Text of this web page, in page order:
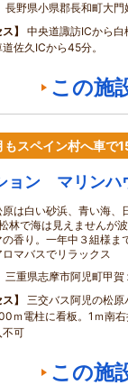
長野県小県郡長和町大
ス
中央道諏訪ICから
佐久ICから45分。
この施
スペイン村へ車で
ョン マリン
は白い砂浜、青い海、
林で海は見えませんが
香り。一年中３組様ま
ロマバスでリラックス
三重県志摩市阿児町甲賀
ス
三交バス阿児の松
ｍ電柱に看板。1ｍ南
不可
この施